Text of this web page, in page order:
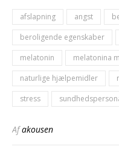
afslapning angst
beroligende egenskaber
melatonin
melatonina
naturlige hjælpemidler
stress
Afakousen